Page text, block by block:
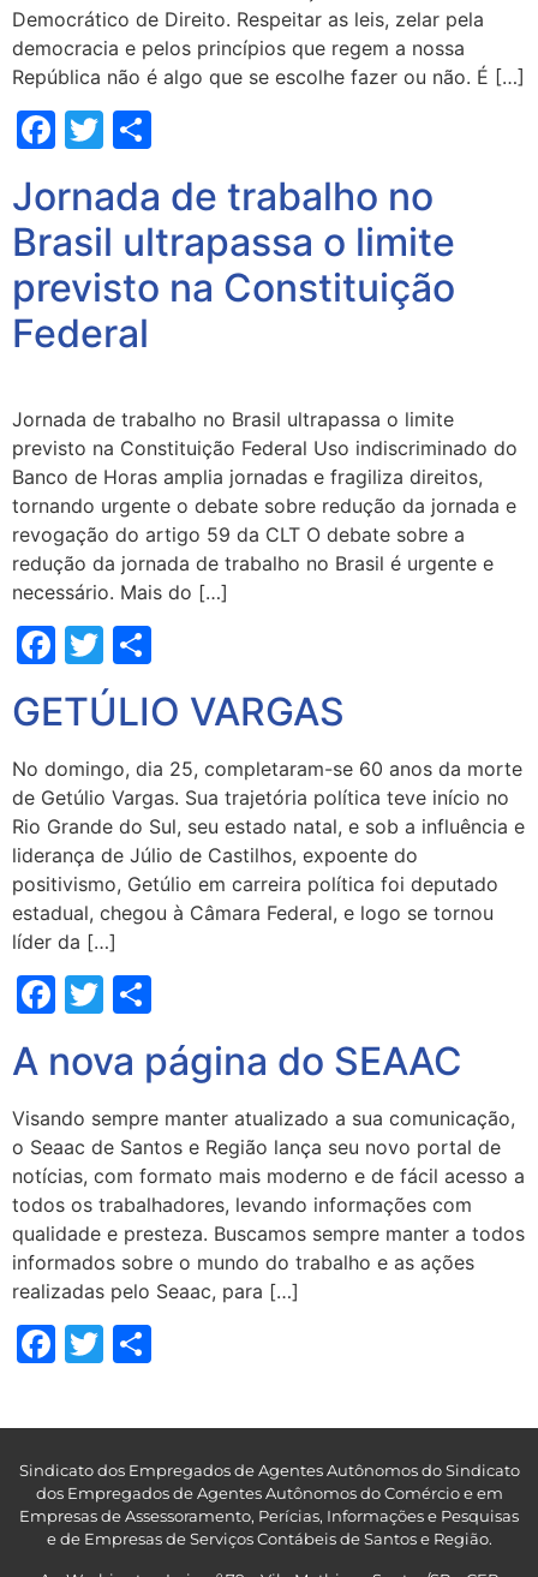
Democrático de Direito. Respeitar as leis, zelar pela
democracia e pelos princípios que regem a nossa
República não é algo que se escolhe fazer ou não. É […]
Facebook
Twitter
Jornada de trabalho no
Brasil ultrapassa o limite
previsto na Constituição
Federal
Jornada de trabalho no Brasil ultrapassa o limite
previsto na Constituição Federal Uso indiscriminado do
Banco de Horas amplia jornadas e fragiliza direitos,
tornando urgente o debate sobre redução da jornada e
revogação do artigo 59 da CLT O debate sobre a
redução da jornada de trabalho no Brasil é urgente e
necessário. Mais do […]
Facebook
Twitter
GETÚLIO VARGAS
No domingo, dia 25, completaram-se 60 anos da morte
de Getúlio Vargas. Sua trajetória política teve início no
Rio Grande do Sul, seu estado natal, e sob a influência e
liderança de Júlio de Castilhos, expoente do
positivismo, Getúlio em carreira política foi deputado
estadual, chegou à Câmara Federal, e logo se tornou
líder da […]
Facebook
Twitter
A nova página do SEAAC
Visando sempre manter atualizado a sua comunicação,
o Seaac de Santos e Região lança seu novo portal de
notícias, com formato mais moderno e de fácil acesso a
todos os trabalhadores, levando informações com
qualidade e presteza. Buscamos sempre manter a todos
informados sobre o mundo do trabalho e as ações
realizadas pelo Seaac, para […]
Facebook
Twitter
Sindicato dos Empregados de Agentes Autônomos do Sindicato
dos Empregados de Agentes Autônomos do Comércio e em
Empresas de Assessoramento, Perícias, Informações e Pesquisas
e de Empresas de Serviços Contábeis de Santos e Região.